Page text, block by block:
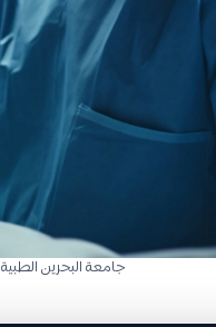
جامعة البحرين الطبية